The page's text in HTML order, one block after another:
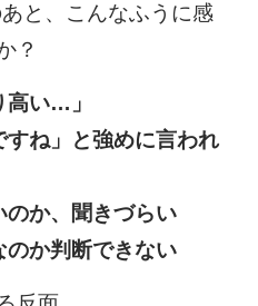
と、こんなふうに感
？
高い…」
ね」と強めに言われ
のか、聞きづらい
のか判断できない